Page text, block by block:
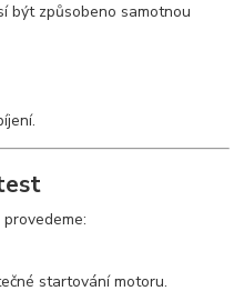
být způsobeno samotnou
startování motoru.